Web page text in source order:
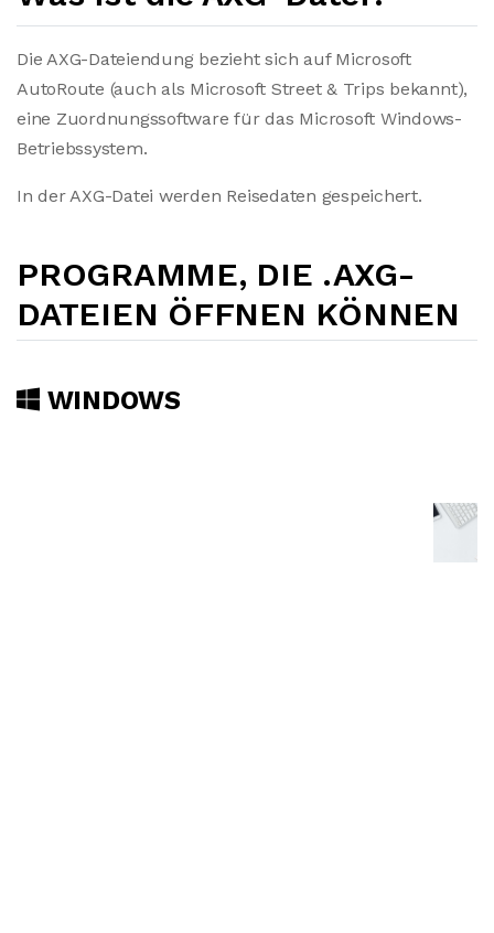
Die AXG-Dateiendung bezieht sich auf Microsoft
AutoRoute (auch als Microsoft Street & Trips bekannt),
eine Zuordnungssoftware für das Microsoft Windows-
Betriebssystem.
In der AXG-Datei werden Reisedaten gespeichert.
PROGRAMME, DIE .AXG-
DATEIEN ÖFFNEN KÖNNEN
WINDOWS